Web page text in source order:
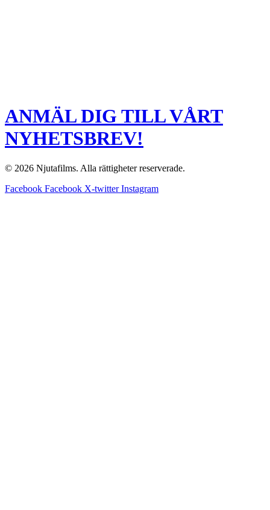
ANMÄL DIG TILL VÅRT
NYHETSBREV!
© 2026 Njutafilms. Alla rättigheter reserverade.
Facebook Facebook X-twitter Instagram